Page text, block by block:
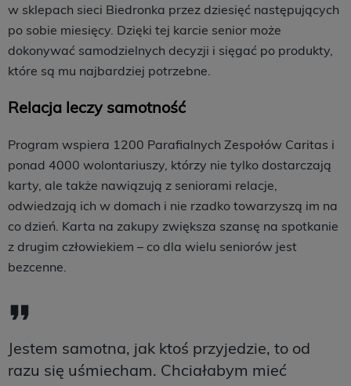
w sklepach sieci Biedronka przez dziesięć następujących
po sobie miesięcy. Dzięki tej karcie senior może
dokonywać samodzielnych decyzji i sięgać po produkty,
które są mu najbardziej potrzebne.
Relacja leczy samotność
Program wspiera 1200 Parafialnych Zespołów Caritas i
ponad 4000 wolontariuszy, którzy nie tylko dostarczają
karty, ale także nawiązują z seniorami relacje,
odwiedzają ich w domach i nie rzadko towarzyszą im na
co dzień. Karta na zakupy zwiększa szansę na spotkanie
z drugim człowiekiem – co dla wielu seniorów jest
bezcenne.
Jestem samotna, jak ktoś przyjedzie, to od
razu się uśmiecham. Chciałabym mieć